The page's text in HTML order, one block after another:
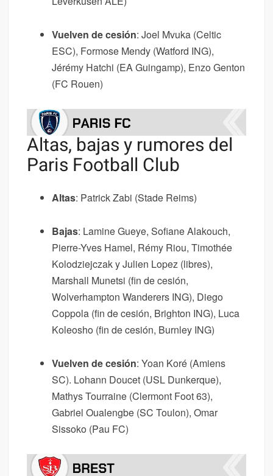
Vuelven de cesión: Joel Mvuka (Celtic
ESC), Formose Mendy (Watford ING),
Jérémy Hatchi (EA Guingamp), Enzo Genton
(FC Rouen)
Altas, bajas y rumores del
Paris Football Club
Altas: Patrick Zabi (Stade Reims)
Bajas: Lamine Gueye, Sofiane Alakouch,
Pierre-Yves Hamel, Rémy Riou, Timothée
Kolodziejczak y Julien Lopez (libres),
Marshall Munetsi (fin de cesión,
Wolverhampton Wanderers ING), Diego
Coppola (fin de cesión, Brighton ING), Luca
Koleosho (fin de cesión, Burnley ING)
Vuelven de cesión: Yoan Koré (Amiens
SC). Lohann Doucet (USL Dunkerque),
Mathys Tourraine (Clermont Foot 63),
Gabriel Oualengbe (SC Toulon), Omar
Sissoko (Pau FC)